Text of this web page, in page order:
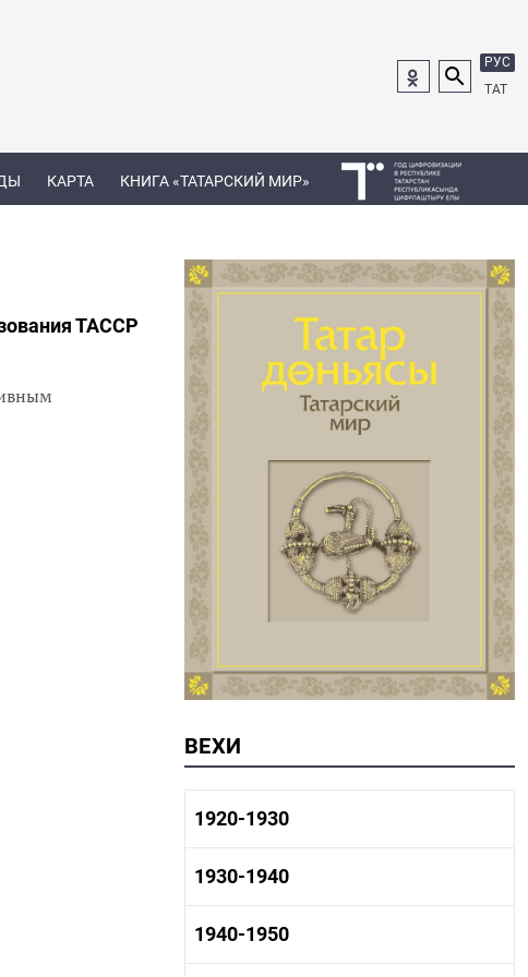
РУС
ТАТ
КАРТА КНИГА «ТАТАРСКИЙ МИР»
ТАССР
ВЕХИ
1920-1930
1920-1930 история
1920-1930 культура
1930-1940
1930-1940 история
1930-1940 культура
1940-1950